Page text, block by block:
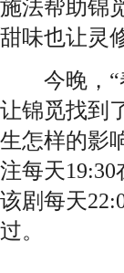
施法帮助锦
甜味也让灵
今晚，“春
让锦觅找到
生怎样的影
注每天
该剧每天
过。